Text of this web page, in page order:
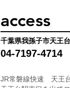
access
千葉県我孫子市天王
04-7197-4714
JR常磐線快速 天王